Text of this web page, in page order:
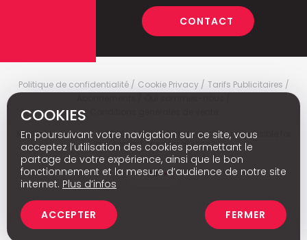
CONTACT
Politique de confidentialité Cookie Privacy
Tarifs Publicitaires
Media Marketingc © 2026 - Media Marketing is not responsible for
the content of external sites.
Nl
COOKIES
En poursuivant votre navigation sur ce site, vous
acceptez l’utilisation des cookies permettant le
partage de votre expérience, ainsi que le bon
fonctionnement et la mesure d’audience de notre site
internet. Plus d’infos
ACCEPTER FERMER